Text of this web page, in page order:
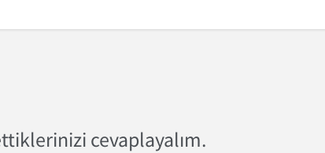
cevaplayalım.